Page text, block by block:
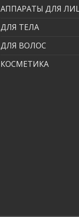
АППАРАТЫ ДЛЯ
ДЛЯ ТЕЛА
ДЛЯ ВОЛОС
КОСМЕТИКА